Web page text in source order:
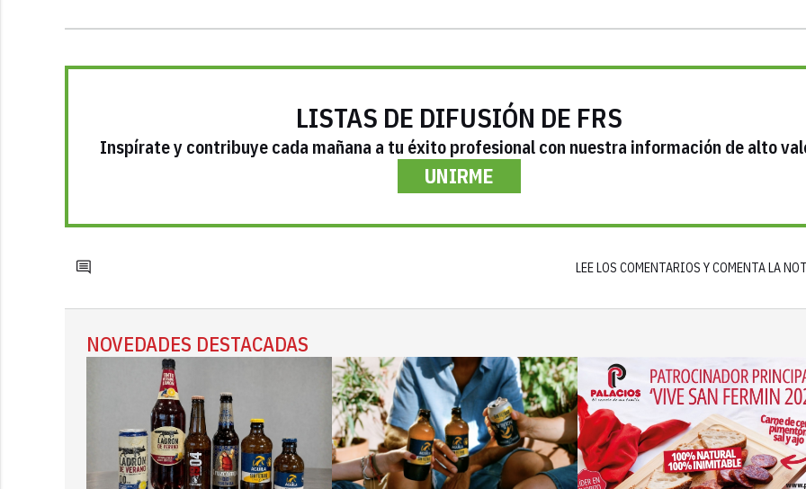
LISTAS DE DIFUSIÓN DE FRS
Inspírate y contribuye cada mañana a tu éxito profesional con nuestra información de alto
UNIRME
LEE LOS COMENTARIOS Y COMENTA LA
NOVEDADES DESTACADAS